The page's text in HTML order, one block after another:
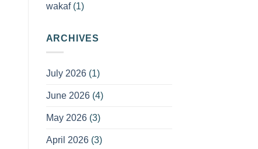
wakaf(1)
ARCHIVES
July 2026(1)
June 2026(4)
May 2026(3)
April 2026(3)